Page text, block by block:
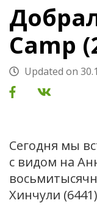
Camp
Updated on
Сегодня мы
с видом на
Хинчули